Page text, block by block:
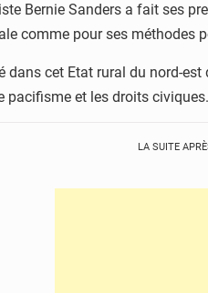
Bernie Sanders a fait ses
comme pour ses méthodes
dans cet Etat rural du nord-
pacifisme et les droits civiques.
LA SUITE